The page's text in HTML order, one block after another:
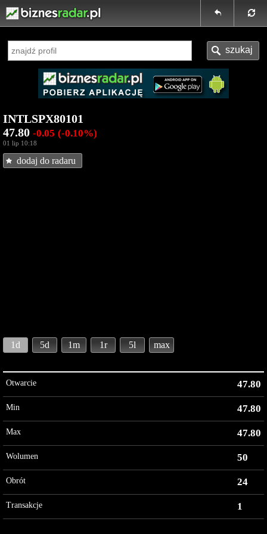
INTLSPX80101
47.80 -0.05 (-0.10%)
01 lip 10:18
dodaj do radaru
1d 5d 1m 1r 5l max
Otwarcie 47.80
Min 47.80
Max 47.80
Wolumen 50
Obrót 24
Transakcje 1